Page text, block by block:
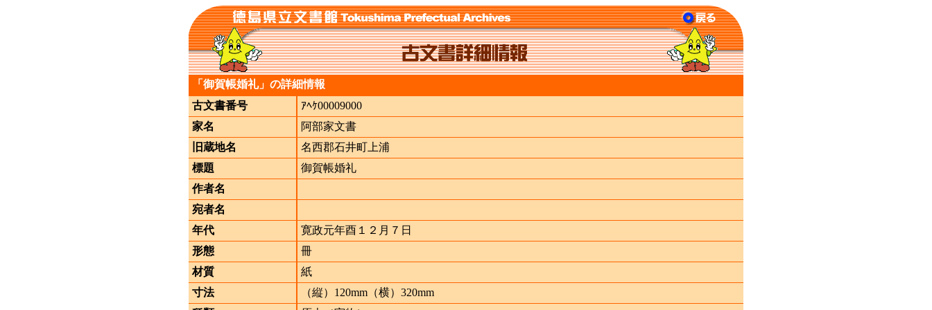
「御賀帳婚礼」の詳細情報
古文書番号
ｱﾍｹ00009000
家名
阿部家文書
旧蔵地名
名西郡石井町上浦
標題
御賀帳婚礼
作者名
宛者名
年代
寛政元年酉１２月７日
形態
冊
材質
紙
寸法
（縦）120mm（横）320mm